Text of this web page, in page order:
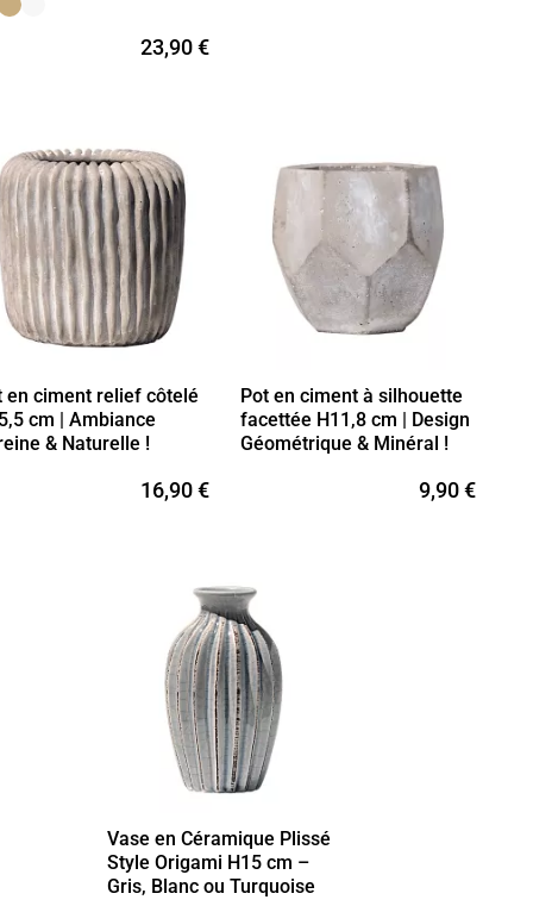
23,90 €
en ciment relief côtelé
cm | Ambiance
& Naturelle !
16,90 €
Pot en ciment à silhouette
facettée H11,8 cm | Design
Géométrique & Minéral !
9,90 €
Vase en Céramique Plissé
Style Origami H15 cm –
Gris, Blanc ou Turquoise